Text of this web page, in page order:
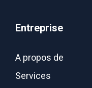
Entreprise
A propos de
Services